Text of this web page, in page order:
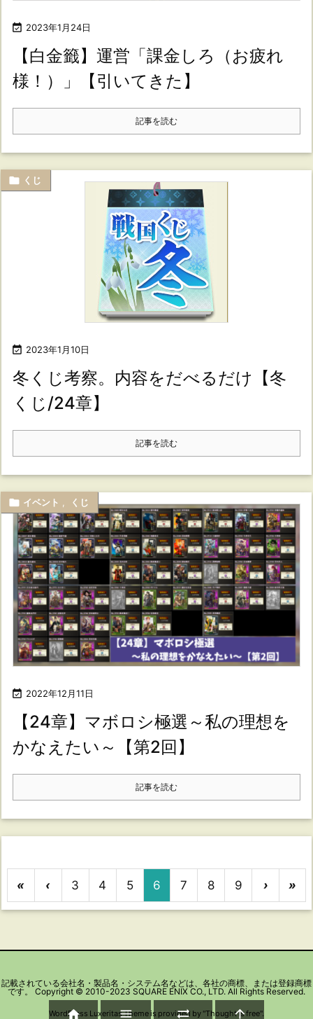
 2023年1月24日
【白金籤】運営「課金しろ（お疲れ
様！）」【引いてきた】
記事を読む
 2023年1月10日
 くじ
冬くじ考察。内容をだべるだけ【冬
くじ/24章】
記事を読む
 2022年12月11日
 イベント くじ
【24章】マボロシ極選～私の理想を
かなえたい～【第2回】
記事を読む
« ‹ 3 4 5 6 7 8 9 › »
記載されている会社名・製品名・システム名などは、各社の商標、または登録商標
です。 Copyright © 2010-2023 SQUARE ENIX CO., LTD. All Rights Reserved.
WordPress Luxeritas Theme is provided by "Thought is free".
   